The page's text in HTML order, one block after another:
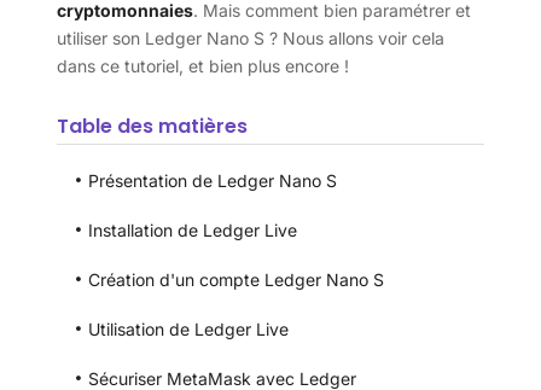
cryptomonnaies. Mais comment bien paramétrer et
utiliser son Ledger Nano S ? Nous allons voir cela
dans ce tutoriel, et bien plus encore !
Table des matières
Présentation de Ledger Nano S
Installation de Ledger Live
Création d'un compte Ledger Nano S
Utilisation de Ledger Live
Sécuriser MetaMask avec Ledger